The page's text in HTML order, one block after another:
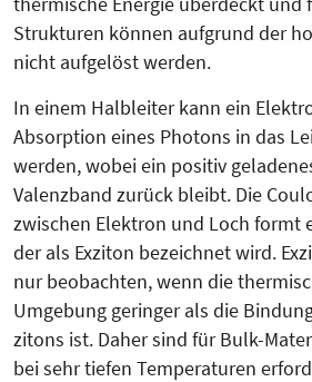
Strukturen können aufgrund der
nicht aufgelöst werden.
In einem Halbleiter kann ein
Absorption eines Photons in das
werden, wobei ein positiv
Valenzband zurück bleibt. Die
zwischen Elek­tron und Loch formt
der als Exziton be­zeich­net wird.
nur be­obachten, wenn die
Umgebung geringer als die
zitons ist. Da­her sind für Bulk-
bei sehr tiefen Tem­peraturen